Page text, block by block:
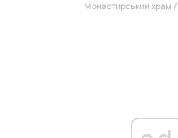
Монастирський храм